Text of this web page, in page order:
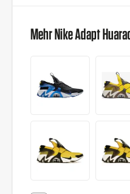
Mehr Nike Adapt